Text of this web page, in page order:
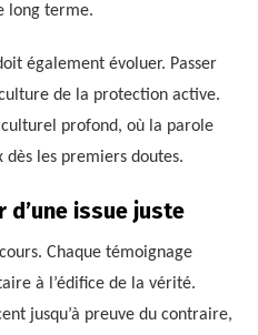
long terme.
également évoluer. Passer
de la protection active.
profond, où la parole
dès les premiers doutes.
issue juste
Chaque témoignage
à l’édifice de la vérité.
jusqu’à preuve du contraire,